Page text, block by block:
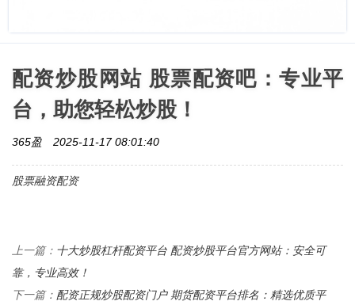
配资炒股网站 股票配资吧：专业平
台，助您轻松炒股！
365盈 2025-11-17 08:01:40
股票融资配资
上一篇： 十大炒股杠杆配资平台 配资炒股平台官方网站：安全可
靠，专业高效！
下一篇： 配资正规炒股配资门户 期货配资平台排名：精选优质平